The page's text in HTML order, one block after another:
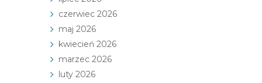
czerwiec 2026
maj 2026
kwiecień 2026
marzec 2026
luty 2026